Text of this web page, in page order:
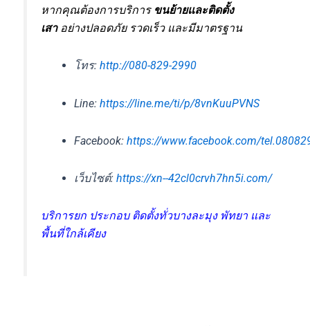
หากคุณต้องการบริการ ขนย้ายและติดตั้ง
เสาอย่างปลอดภัย รวดเร็ว และมีมาตรฐาน
โทร:http://080-829-2990
Line:https://line.me/ti/p/8vnKuuPVNS
Facebook:https://www.facebook.com/
เว็บไซต์:https://xn--42cl0crvh7hn5i.com/
บริการยก ประกอบ ติดตั้งทั่วบางละมุง พัทยา และ
พื้นที่ใกล้เคียง